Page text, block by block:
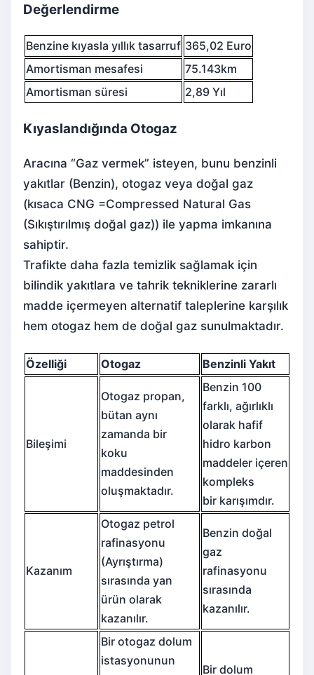
Değerlendirme
Benzine kıyasla yıllık tasarruf 365,02 Euro
Amortisman mesafesi
75.143km
Amortisman süresi
2,89 Yıl
Kıyaslandığında Otogaz
Aracına “Gaz vermek” isteyen, bunu benzinli
yakıtlar (Benzin), otogaz veya doğal gaz
(kısaca CNG =Compressed Natural Gas
(Sıkıştırılmış doğal gaz)) ile yapma imkanına
sahiptir.
Trafikte daha fazla temizlik sağlamak için
bilindik yakıtlara ve tahrik tekniklerine zararlı
madde içermeyen alternatif taleplerine karşılık
hem otogaz hem de doğal gaz sunulmaktadır.
Özelliği Otogaz Benzinli Yakıt
Bileşimi
Otogaz propan,
bütan aynı
zamanda bir
koku
maddesinden
oluşmaktadır.
Benzin 100
farklı, ağırlıklı
olarak hafif
hidro karbon
maddeler içeren
kompleks
bir karışımdır.
Kazanım
Otogaz petrol
rafinasyonu
(Ayrıştırma)
sırasında yan
ürün olarak
kazanılır.
Benzin doğal
gaz
rafinasyonu
sırasında
kazanılır.
Bir otogaz dolum
istasyonunun
Bir dolum